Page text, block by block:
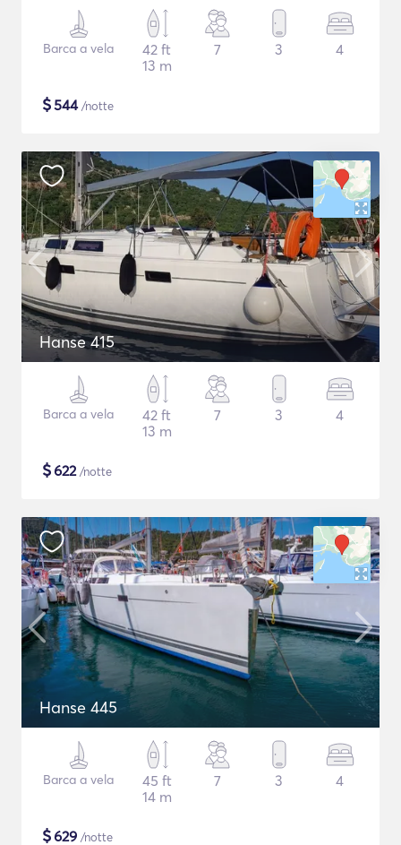
Barca a vela
42 ft
13 m
7 3 4
$544/notte
Hanse 415
Barca a vela
42 ft
13 m
7 3 4
$622/notte
Hanse 445
Barca a vela
45 ft
14 m
7 3 4
$629 /notte